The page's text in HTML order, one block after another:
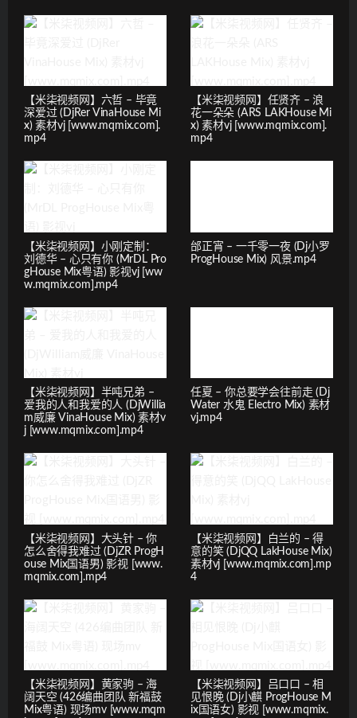
【米柒视频网】六哲 – 毕竟
深爱过 (DjRer VinaHouse Mi
x) 素材vj [www.mqmix.com].
mp4
【米柒视频网】任贤齐 – 浪
花一朵朵 (ARS LAKHouse Mi
x) 素材vj [www.mqmix.com].
mp4
【米柒视频网】小刚定制：
刘德华 – 心只有你 (MrDL Pro
gHouse Mix粤语) 影视vj [ww
w.mqmix.com].mp4
邰正宵 – 一千零一夜 (Dj小罗
ProgHouse Mix) 风景.mp4
【米柒视频网】半吨兄弟 –
爱我的人和我爱的人 (DjWillia
m威廉 VinaHouse Mix) 素材v
j [www.mqmix.com].mp4
任夏 – 你总要学会往前走 (Dj
Water 水鬼 Electro Mix) 素材
vj.mp4
【米柒视频网】大头针 – 你
怎么舍得我难过 (DjZR ProgH
ouse Mix国语男) 影视 [www.
mqmix.com].mp4
【米柒视频网】白兰的 – 得
意的笑 (DjQQ LakHouse Mix)
素材vj [www.mqmix.com].mp
4
【米柒视频网】黄家驹 – 海
阔天空 (426编曲团队 新福鼓
Mix粤语) 现场mv [www.mqm
【米柒视频网】吕口口 – 相
见恨晚 (Dj小麒 ProgHouse M
ix国语女) 影视 [www.mqmix.